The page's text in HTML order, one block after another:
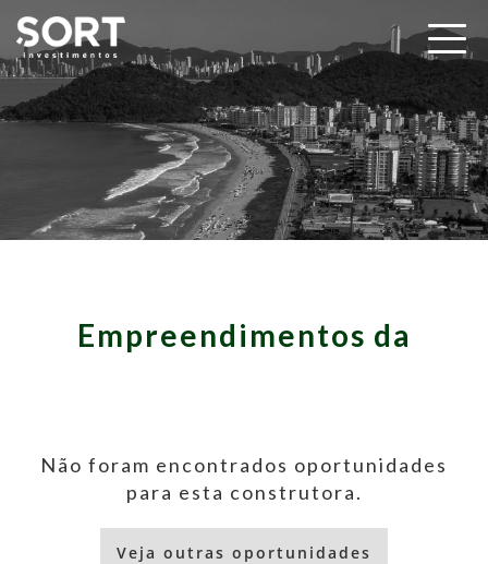
Empreendimentos da
Não foram encontrados oportunidades
para esta construtora.
Veja outras oportunidades